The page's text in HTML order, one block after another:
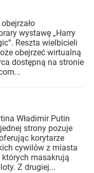
wystawę „Harry
Reszta wielbicieli
obejrzeć wirtualną
dostępną na stronie
Władimir Putin
strony pozuje
korytarze
cywilów z miasta
masakrują
Z drugiej...